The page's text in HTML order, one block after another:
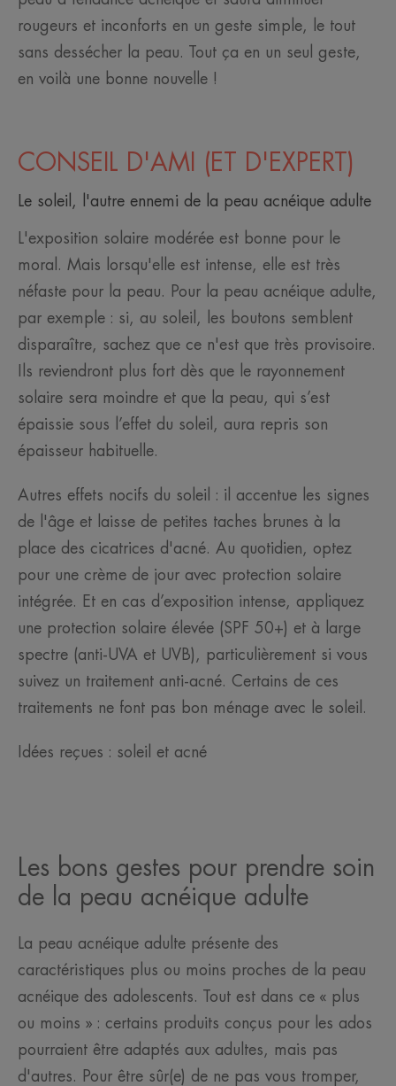
rougeurs et inconforts en un geste simple, le tout
sans dessécher la peau. Tout ça en un seul geste,
en voilà une bonne nouvelle !
CONSEIL D'AMI (ET D'EXPERT)
Le soleil, l'autre ennemi de la peau acnéique adulte
L'exposition solaire modérée est bonne pour le
moral. Mais lorsqu'elle est intense, elle est très
néfaste pour la peau. Pour la peau acnéique adulte,
par exemple : si, au soleil, les boutons semblent
disparaître, sachez que ce n'est que très provisoire.
Ils reviendront plus fort dès que le rayonnement
solaire sera moindre et que la peau, qui s’est
épaissie sous l’effet du soleil, aura repris son
épaisseur habituelle.
Autres effets nocifs du soleil : il accentue les signes
de l'âge et laisse de petites taches brunes à la
place des cicatrices d'acné. Au quotidien, optez
pour une crème de jour avec protection solaire
intégrée. Et en cas d’exposition intense, appliquez
une protection solaire élevée (SPF 50+) et à large
spectre (anti-UVA et UVB), particulièrement si vous
suivez un traitement anti-acné. Certains de ces
traitements ne font pas bon ménage avec le soleil.
Idées reçues : soleil et acné
Les bons gestes pour prendre soin
de la peau acnéique adulte
La peau acnéique adulte présente des
caractéristiques plus ou moins proches de la peau
acnéique des adolescents. Tout est dans ce « plus
ou moins » : certains produits conçus pour les ados
pourraient être adaptés aux adultes, mais pas
d'autres. Pour être sûr(e) de ne pas vous tromper,